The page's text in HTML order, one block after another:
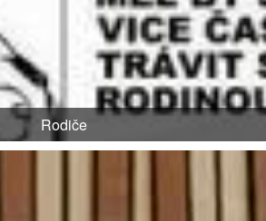
Rodiče